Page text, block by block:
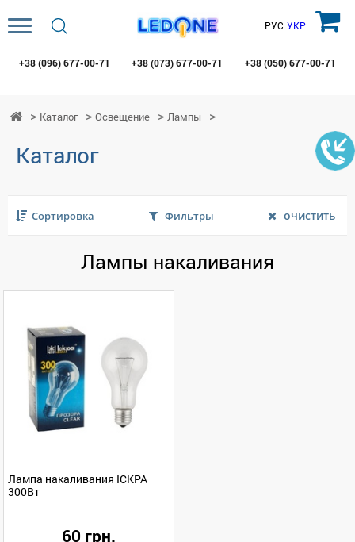
+38 (096) 677-00-71 +38 (073)677-00-71 +38 (050)677-00-71
РУС УКР
Каталог Освещение Лампы
Каталог
Сортировка Фильтры очистить
Лампы накаливания
Лампа накаливания ІСКРА
300Вт
60 грн.